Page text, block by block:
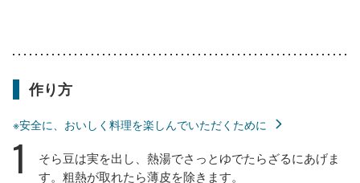
作り方
※安全に、おいしく料理を楽しんでいただくために
1
そら豆は実を出し、熱湯でさっとゆでたらざるにあげま
す。粗熱が取れたら薄皮を除きます。